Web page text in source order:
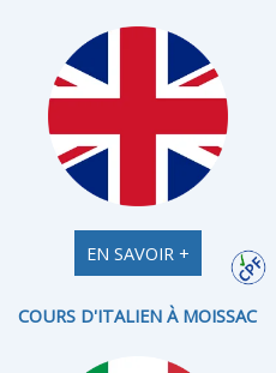
EN SAVOIR +
COURS D'ITALIEN À MOISSAC